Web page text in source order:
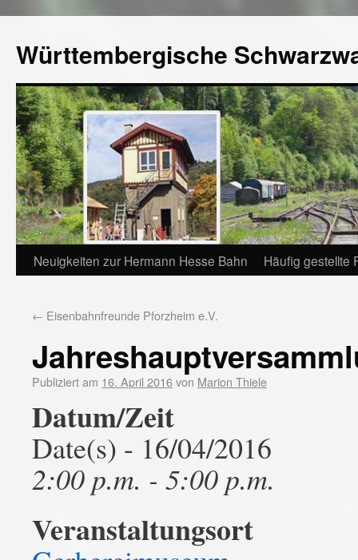
Württembergische
Neuigkeiten zur Hermann Hesse Bahn Häufig gestellte
← Eisenbahnfreunde Pforzheim e.V.
Publiziert am 16. April 2016von Marion Thiele
Datum/Zeit
Date(s) - 16/04/2016
2:00 p.m. - 5:00 p.m.
Veranstaltungsort